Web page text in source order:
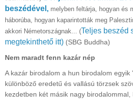
beszédével, melyben feltárja, hogyan és
háborúba, hogyan kaparintották meg
akkori Németországnak... (Teljes beszéd
megtekinthető itt) (SBG Buddha)
Nem maradt fenn kazár nép
A kazár birodalom a hun birodalom
különböző eredetű és vallású törzsek
kezdetben két másik nagy